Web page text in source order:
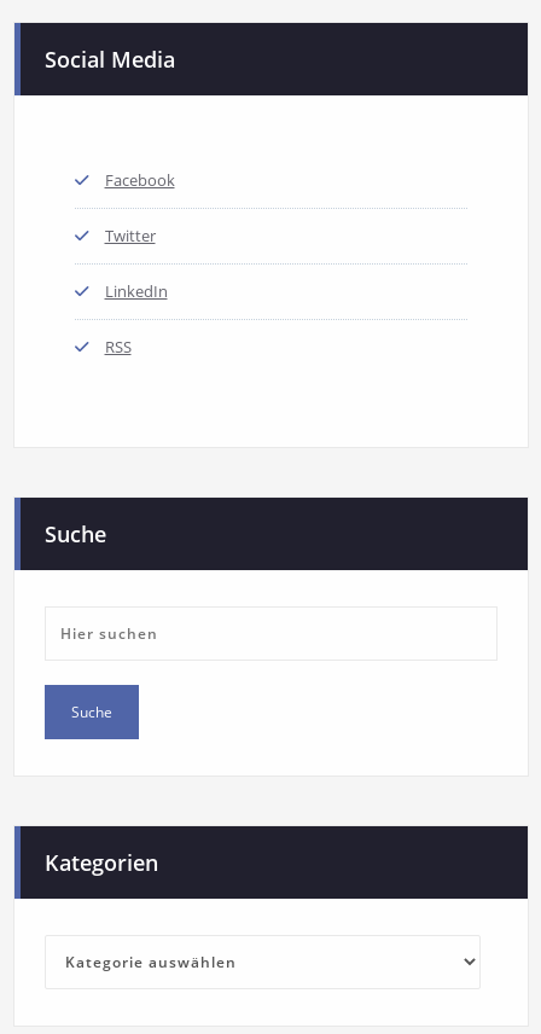
Social Media
Facebook
Twitter
LinkedIn
RSS
Suche
Kategorien